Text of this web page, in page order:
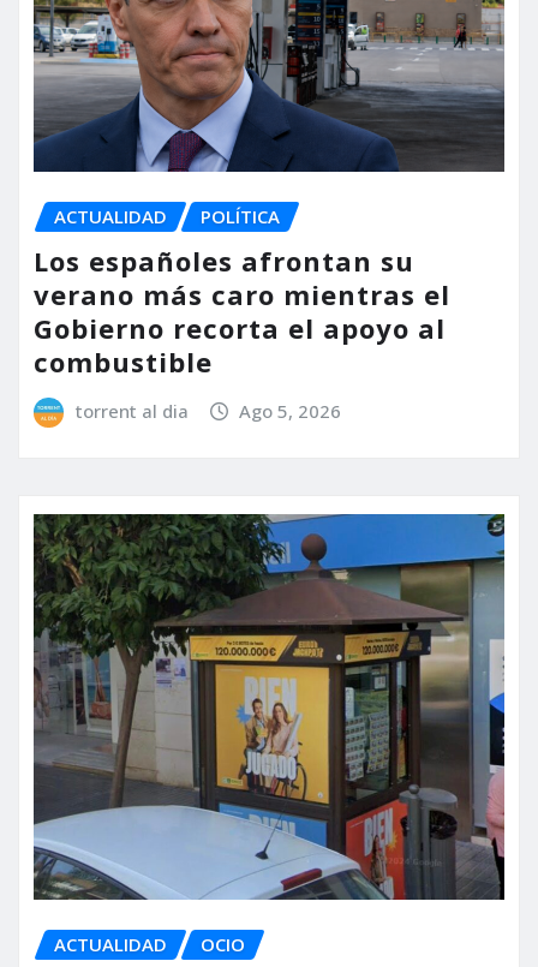
ACTUALIDAD POLÍTICA
Los españoles afrontan su
verano más caro mientras el
Gobierno recorta el apoyo al
combustible
torrent al dia Ago 5, 2026
ACTUALIDAD OCIO